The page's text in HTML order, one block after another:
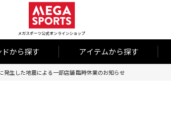
メガスポーツ公式オンラインショップ
ドから探す アイテムから探す
発生した地震による一部店舗 臨時休業のお知らせ